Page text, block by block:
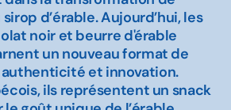
d’érable. Aujourd’hui, les
noir et beurre d'érable
un nouveau format de
et innovation.
ils représentent un snack